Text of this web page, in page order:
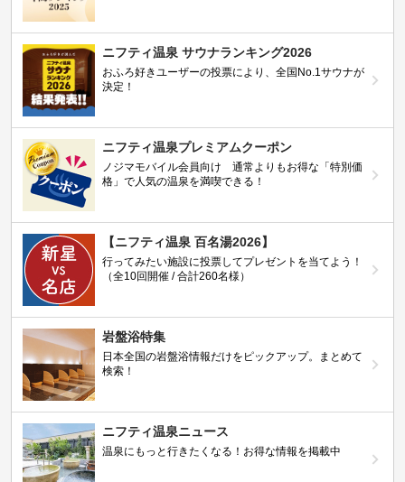
ニフティ温泉 サウナランキング2026
おふろ好きユーザーの投票により、全国No.1サウナが
決定！
ニフティ温泉プレミアムクーポン
ノジマモバイル会員向け 通常よりもお得な「特別価
格」で人気の温泉を満喫できる！
【ニフティ温泉 百名湯2026】
行ってみたい施設に投票してプレゼントを当てよう！
（全10回開催 / 合計260名様）
岩盤浴特集
日本全国の岩盤浴情報だけをピックアップ。まとめて
検索！
ニフティ温泉ニュース
温泉にもっと行きたくなる！お得な情報を掲載中